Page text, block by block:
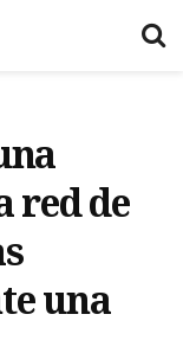
red de
una